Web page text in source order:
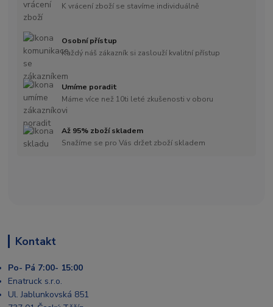
K vrácení zboží se stavíme individuálně
Osobní přístup
Každý náš zákazník si zaslouží kvalitní přístup
Umíme poradit
Máme více než 10ti leté zkušenosti v oboru
Až 95% zboží skladem
Snažíme se pro Vás držet zboží skladem
Kontakt
Po- Pá 7:00- 15:00
Enatruck s.r.o.
Ul. Jablunkovská 851